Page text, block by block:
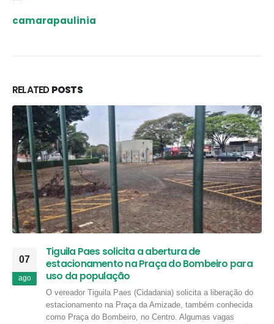
camarapaulinia
RELATEDPOSTS
07
ago
Tiguila Paes solicita a abertura de
estacionamento na Praça do Bombeiro para
uso da população
O vereador Tiguila Paes (Cidadania) solicita a liberação do
estacionamento na Praça da Amizade, também conhecida
como Praça do Bombeiro, no Centro. Algumas vagas